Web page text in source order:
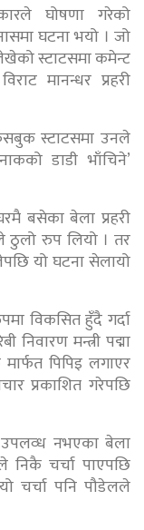
घोषणा गरेको
घटना भयो । जो
स्टाटसमा कमेन्ट
मानन्धर प्रहरी
स्टाटसमा उनले
डाडी भाँचिने’
बसेका बेला प्रहरी
ठुलो रुप लियो । तर
यो घटना सेलायो
विकसित हुँदै गर्दा
निवारण मन्त्री पद्मा
पिपिइ लगाएर
प्रकाशित गरेपछि
उपलव्ध नभएका बेला
निकै चर्चा पाएपछि
चर्चा पनि पौडेलले